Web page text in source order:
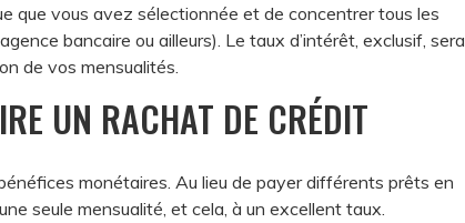
que vous avez sélectionnée et de concentrer tous les
bancaire ou ailleurs). Le taux d’intérêt, exclusif, sera
de vos mensualités.
UN RACHAT DE CRÉDIT
monétaires. Au lieu de payer différents prêts en
seule mensualité, et cela, à un excellent taux.